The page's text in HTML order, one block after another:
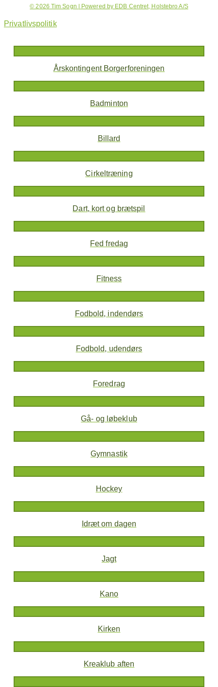
© 2026 Tim Sogn | Powered by EDB Centret, Holstebro A/S
Privatlivspolitik
Årskontingent Borgerforeningen
Badminton
Billard
Cirkeltræning
Dart, kort og brætspil
Fed fredag
Fitness
Fodbold, indendørs
Fodbold, udendørs
Foredrag
Gå- og løbeklub
Gymnastik
Hockey
Idræt om dagen
Jagt
Kano
Kirken
Kreaklub aften